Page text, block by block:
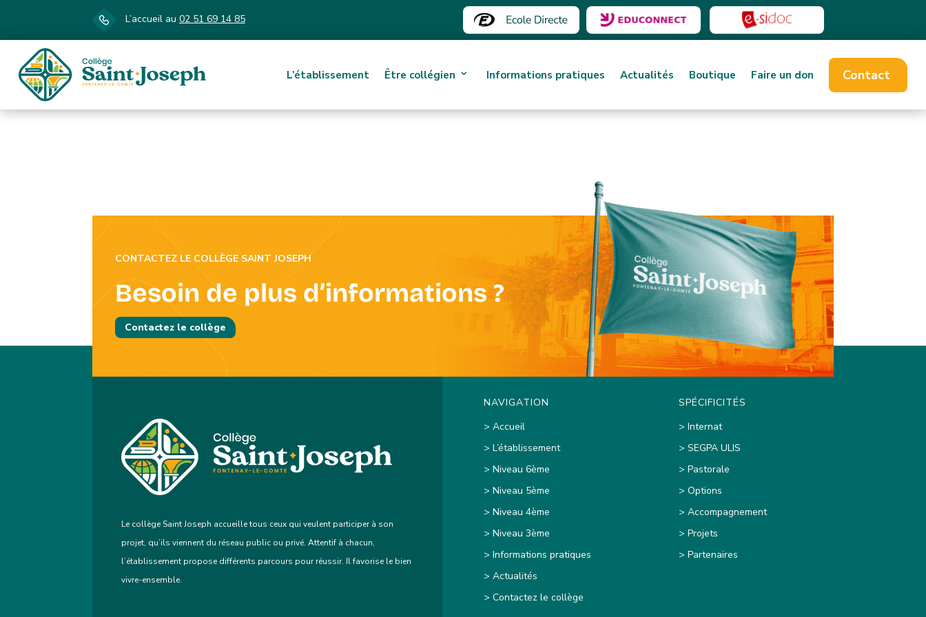
L’accueil au 02 51 69 14 85
L’établissement Être collégien Informations pratiques Actualités Boutique Faire un don Contact
CONTACTEZ LE COLLÈGE SAINT JOSEPH
Besoin de plus d’informations ?
Contactez le collège
Le collège Saint Joseph accueille tous ceux qui veulent participer à son
projet, qu’ils viennent du réseau public ou privé. Attentif à chacun,
l’établissement propose différents parcours pour réussir. Il favorise le bien
vivre-ensemble.
NAVIGATION
> Accueil
> L’établissement
> Niveau 6ème
> Niveau 5ème
> Niveau 4ème
> Niveau 3ème
> Informations pratiques
> Actualités
> Contactez le collège
SPÉCIFICITÉS
> Internat
> SEGPA ULIS
> Pastorale
> Options
> Accompagnement
> Projets
> Partenaires